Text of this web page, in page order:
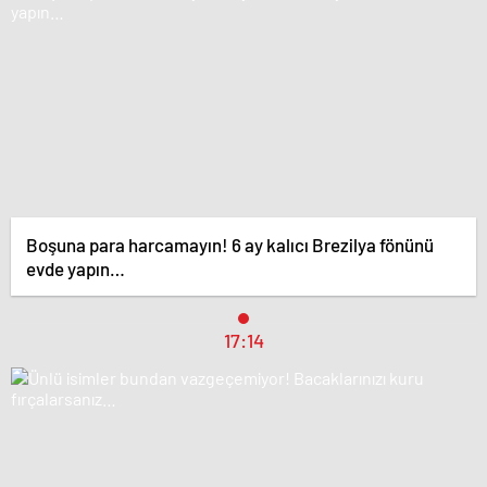
Boşuna para harcamayın! 6 ay kalıcı Brezilya fönünü
evde yapın…
17:14